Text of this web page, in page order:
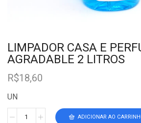
LIMPADOR CASA E
AGRADABLE 2 LITROS
R$18,60
UN
ADICIONAR AO